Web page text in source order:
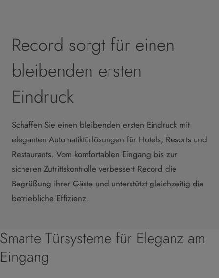
Record sorgt für einen
bleibenden ersten
Eindruck
Schaffen Sie einen bleibenden ersten Eindruck mit
eleganten Automatiktürlösungen für Hotels, Resorts und
Restaurants. Vom komfortablen Eingang bis zur
sicheren Zutrittskontrolle verbessert Record die
Begrüßung ihrer Gäste und unterstützt gleichzeitig die
betriebliche Effizienz.
Smarte Türsysteme für Eleganz am
Eingang